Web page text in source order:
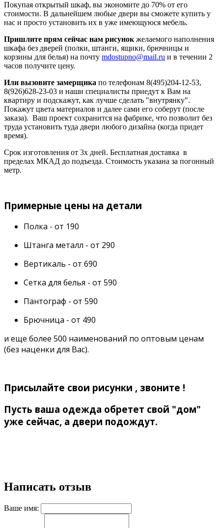
Покупая открытый шкаф, вы экономите до 70% от его
стоимости. В дальнейшем любые двери вы сможете купить у
нас и просто установить их в уже имеющуюся мебель.
Пришлите прям сейчас нам рисунок желаемого наполнения
шкафа без дверей (полки, штанги, ящики, брючницы и
корзины для белья) на почту mdostupno@mail.ru и в течении 2
часов получите цену.
Или вызовите замерщика по телефонам 8(495)204-12-53,
8(926)628-23-03 и наши специалисты приедут к Вам на
квартиру и подскажут, как лучше сделать "внутрянку".
Покажут цвета материалов и далее сами его соберут (после
заказа). Ваш проект сохранится на фабрике, что позволит без
труда установить туда двери любого дизайна (когда придет
время).
Срок изготовления от 3х дней. Бесплатная доставка в
пределах МКАД до подъезда. Стоимость указана за погонный
метр.
Примерные цены на детали
Полка - от 190
Штанга металл - от 290
Вертикаль - от 690
Сетка для белья - от 590
Пантограф - от 590
Брючница - от 490
и еще более 500 наименований по оптовым ценам
(без наценки для Вас).
Присылайте свои рисунки , звоните !
Пусть ваша одежда обретет свой "дом"
уже сейчас, а двери подождут.
Написать отзыв
Ваше имя: